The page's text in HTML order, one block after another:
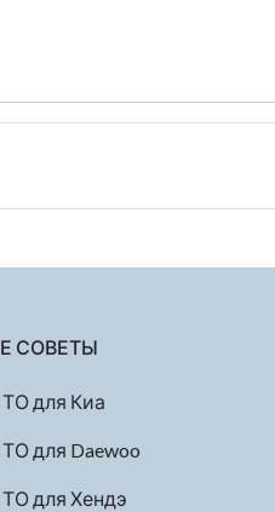
СОВЕТЫ
для Киа
для Daewoo
для Хендэ